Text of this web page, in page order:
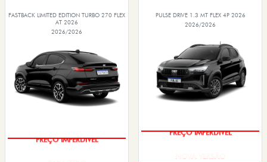
FASTBACK LIMITED EDITION TURBO 270 FLEX
AT 2026
2026/2026
PREÇO IMPERDÍVEL
PULSE DRIVE 1.3 MT FLEX 4P 2026
2026/2026
PREÇO IMPERDÍVEL